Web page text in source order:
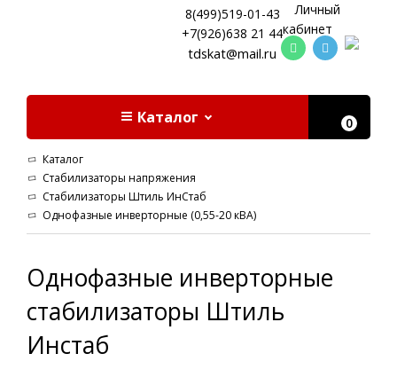
8(499)519-01-43
+7(926)638 21 44
tdskat@mail.ru
Личный
кабинет
Каталог 0
Каталог
Стабилизаторы напряжения
Стабилизаторы Штиль ИнСтаб
Однофазные инверторные (0,55-20 кВА)
Однофазные инверторные
стабилизаторы Штиль
Инстаб